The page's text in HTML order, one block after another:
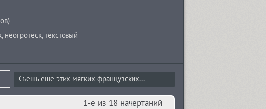
)
, неогротеск,текстовый
Съешь еще этих мягких французских...
1-е из 18 начертаний